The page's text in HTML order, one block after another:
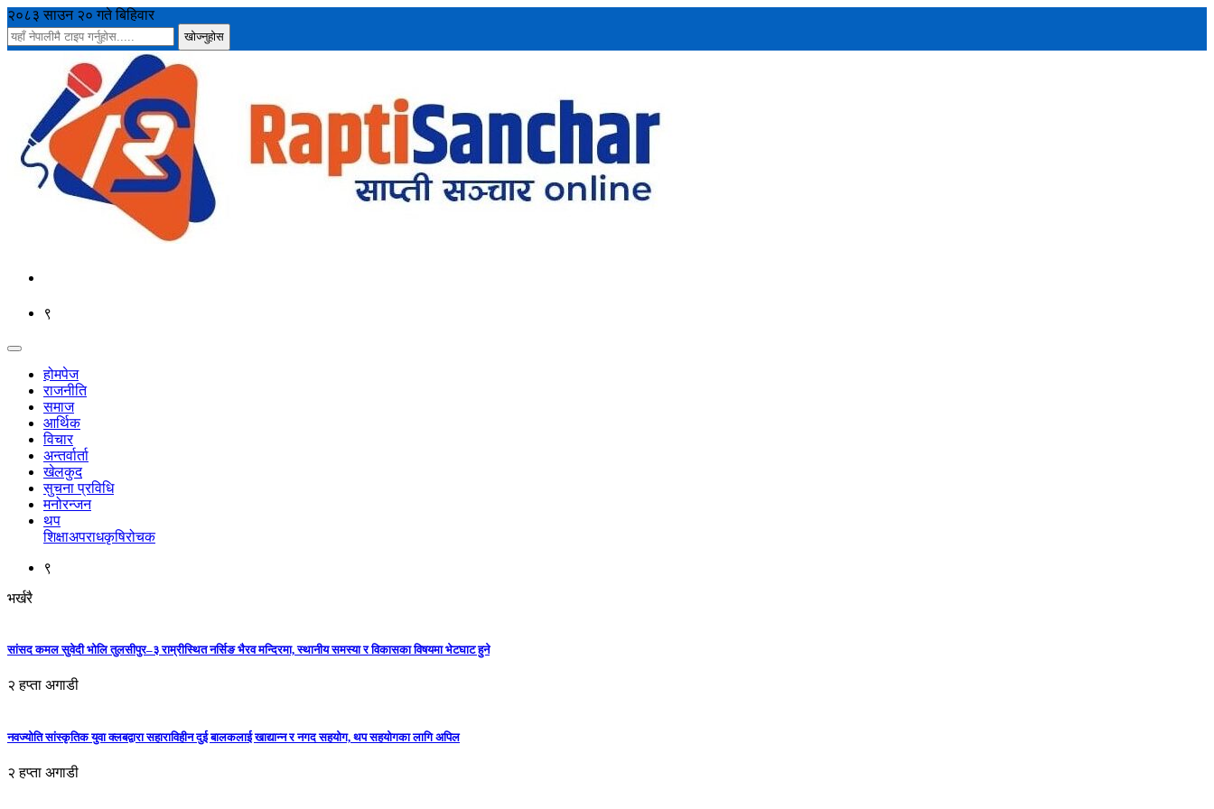
२०८३ साउन २० गते बिहिवार
९
होमपेज
राजनीति
समाज
आर्थिक
विचार
अन्तर्वार्ता
खेलकुद
सुचना प्रविधि
मनोरन्जन
थप
शिक्षाअपराधकृषिरोचक
९
भर्खरै
सांसद कमल सुवेदी भोलि तुलसीपुर–३ राम्रीस्थित नर्सिङ भैरव मन्दिरमा, स्थानीय समस्या र विकासका विषयमा भेटघाट हुने
२ हप्ता अगाडी
नवज्योति सांस्कृतिक युवा क्लबद्वारा सहाराविहीन दुई बालकलाई खाद्यान्न र नगद सहयोग, थप सहयोगका लागि अपिल
२ हप्ता अगाडी